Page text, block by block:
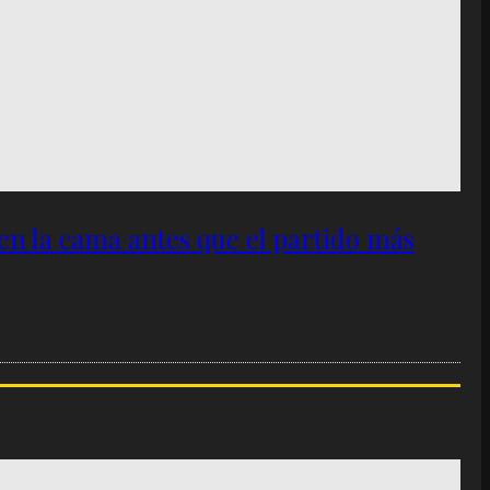
la cama antes que el partido más